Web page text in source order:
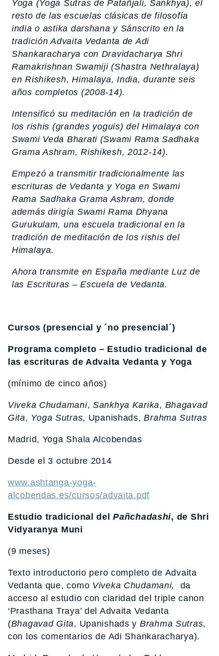
Yoga (Yoga Sutras de Patañjali, Sankhya), el
resto de las escuelas clásicas de filosofía
india o astika darshana y Sánscrito en la
tradición Advaita Vedanta de Adi
Shankaracharya con Dravidacharya Shri
Ramakrishnan Swamiji (Shastra Nethralaya)
en Rishikesh, Himalaya, India, durante seis
años completos (2008-14).
Intensificó su meditación en la tradición de
los rishis (grandes yoguis) del Himalaya con
Swami Veda Bharati (Swami Rama Sadhaka
Grama Ashram, Rishikesh, 2012-14).
Empezó a transmitir tradicionalmente las
escrituras de Vedanta y Yoga en Swami
Rama Sadhaka Grama Ashram, donde
además dirigía Swami Rama Dhyana
Gurukulam, una escuela tradicional en la
tradición de meditación de los rishis del
Himalaya.
Ahora transmite en España mediante Luz de
las Escrituras – Escuela de Vedanta.
Cursos (presencial y ´no presencial´)
Programa completo – Estudio tradicional de
las escrituras de Advaita Vedanta y Yoga
(mínimo de cinco años)
Viveka Chudamani, Sankhya Karika, Bhagavad
Gita, Yoga Sutras, Upanishads,Brahma Sutras
Madrid, Yoga Shala Alcobendas
Desde el 3 octubre 2014
www.ashtanga-yoga-
alcobendas.es/cursos/advaita.pdf
Estudio tradicional delPañchadashi, de Shri
Vidyaranya Muni
(9 meses)
Texto introductorio pero completo de Advaita
Vedanta que, como Viveka Chudamani,
da
acceso al estudio con claridad del triple canon
‘Prasthana Traya’ del Advaita Vedanta
(Bhagavad Gita, Upanishads y Brahma Sutras,
con los comentarios de Adi Shankaracharya).